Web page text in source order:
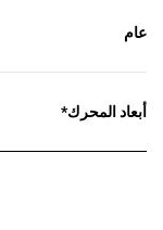
عام
أبعاد المحرك*